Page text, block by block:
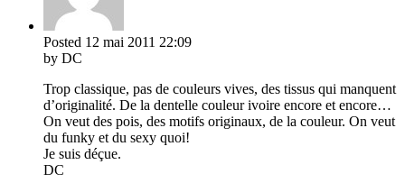
Posted 12 mai 2011 22:09
by DC
Trop classique, pas de couleurs vives, des tissus qui manquent
d’originalité. De la dentelle couleur ivoire encore et encore…
On veut des pois, des motifs originaux, de la couleur. On veut
du funky et du sexy quoi!
Je suis déçue.
DC